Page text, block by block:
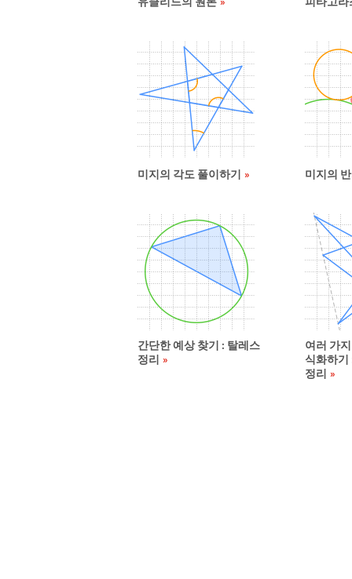
미지의 각도 풀이하기 미지의
간단한 예상 찾기 : 탈레스
정리
여러 가
식화하기
정리